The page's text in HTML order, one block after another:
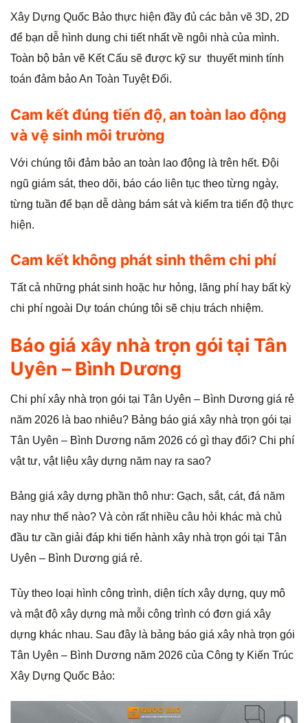
Xây Dựng Quốc Bảo thực hiện đầy đủ các bản vẽ 3D, 2D
để bạn dễ hình dung chi tiết nhất về ngôi nhà của mình.
Toàn bộ bản vẽ Kết Cấu sẽ được kỹ sư thuyết minh tính
toán đảm bảo An Toàn Tuyệt Đối.
Cam kết đúng tiến độ, an toàn lao động
và vệ sinh môi trường
Với chúng tôi đảm bảo an toàn lao động là trên hết. Đội
ngũ giám sát, theo dõi, báo cáo liên tục theo từng ngày,
từng tuần để bạn dễ dàng bám sát và kiểm tra tiến độ thực
hiện.
Cam kết không phát sinh thêm chi phí
Tất cả những phát sinh hoặc hư hỏng, lãng phí hay bất kỳ
chi phí ngoài Dự toán chúng tôi sẽ chịu trách nhiệm.
Báo giá xây nhà trọn gói tại Tân
Uyên – Bình Dương
Chi phí xây nhà trọn gói tại Tân Uyên – Bình Dương giá rẻ
năm 2026 là bao nhiêu? Bảng báo giá xây nhà trọn gói tại
Tân Uyên – Bình Dương năm 2026 có gì thay đổi? Chi phí
vật tư, vật liệu xây dựng năm nay ra sao?
Bảng giá xây dựng phần thô như: Gạch, sắt, cát, đá năm
nay như thế nào? Và còn rất nhiều câu hỏi khác mà chủ
đầu tư cần giải đáp khi tiến hành xây nhà trọn gói tại Tân
Uyên – Bình Dương giá rẻ.
Tùy theo loại hình công trình, diện tích xây dựng, quy mô
và mật độ xây dựng mà mỗi công trình có đơn giá xây
dựng khác nhau. Sau đây là bảng báo giá xây nhà trọn gói
Tân Uyên – Bình Dương năm 2026 của Công ty Kiến Trúc
Xây Dựng Quốc Bảo: